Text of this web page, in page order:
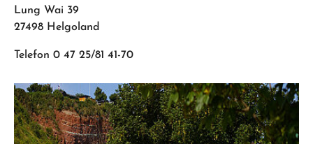
Lung Wai 39
27498 Helgoland
Telefon 0 47 25/81 41-70